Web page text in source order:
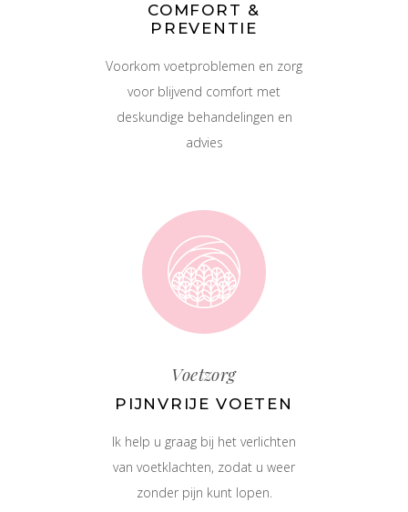
COMFORT &
PREVENTIE
Voorkom voetproblemen en zorg
voor blijvend comfort met
deskundige behandelingen en
advies
Voetzorg
PIJNVRIJE VOETEN
Ik help u graag bij het verlichten
van voetklachten, zodat u weer
zonder pijn kunt lopen.